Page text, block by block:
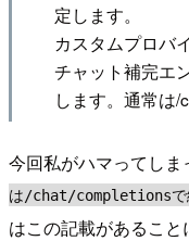
定します。
カスタムプロバ
チャット補完エ
します。通常は/
今回私がハマってしま
は/chat/completionsで
はこの記載があるこ